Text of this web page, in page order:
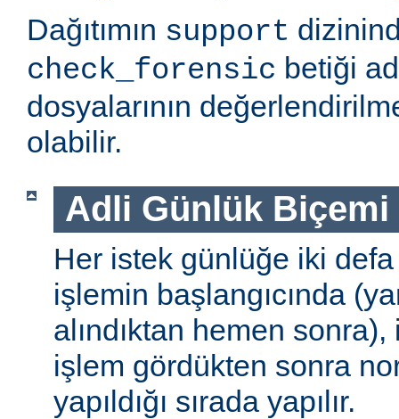
Dağıtımın support
check_forensic betiği
dosyalarının
olabilir.
Adli Günlük Biçemi
Her istek günlüğe iki
işlemin başlangıcında
alındıktan hemen
işlem gördükten sonra
yapıldığı sırada yapılır.